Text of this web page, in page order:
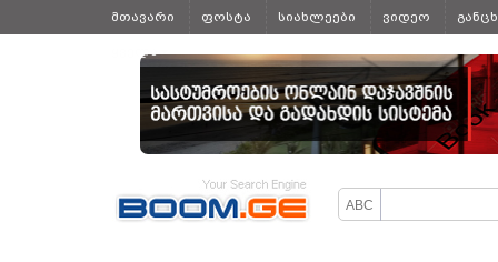
მთავარი ფოსტა სიახლეები ვიდეო
ყველა